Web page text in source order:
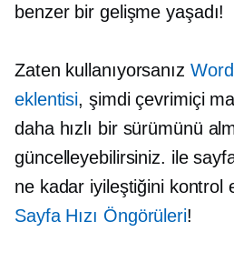
benzer bir gelişme yaşadı!
Zaten kullanıyorsanız
eklentisi, şimdi çevrimiçi
daha hızlı bir sürümünü
güncelleyebilirsiniz. ile
ne kadar iyileştiğini kontrol
Sayfa Hızı Öngörüleri!